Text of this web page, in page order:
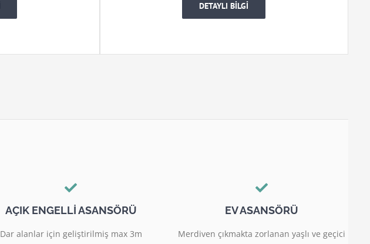
DETAYLI BİLGİ
AÇIK ENGELLİ ASANSÖRÜ
Dar alanlar için geliştirilmiş max 3m
EV ASANSÖRÜ
Merdiven çıkmakta zorlanan yaşlı ve geçici